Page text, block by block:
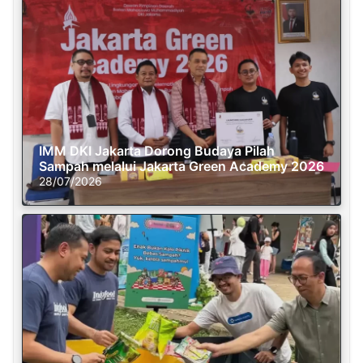
IMM DKI Jakarta Dorong Budaya Pilah
Sampah melalui Jakarta Green Academy 2026
28/07/2026